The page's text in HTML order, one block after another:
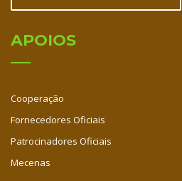
APOIOS
Cooperação
Fornecedores Oficiais
Patrocinadores Oficiais
Mecenas